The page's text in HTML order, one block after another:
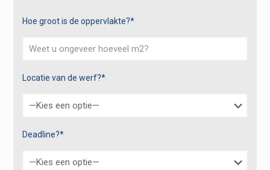
Hoe groot is de oppervlakte?*
Locatie van de werf?*
Deadline?*